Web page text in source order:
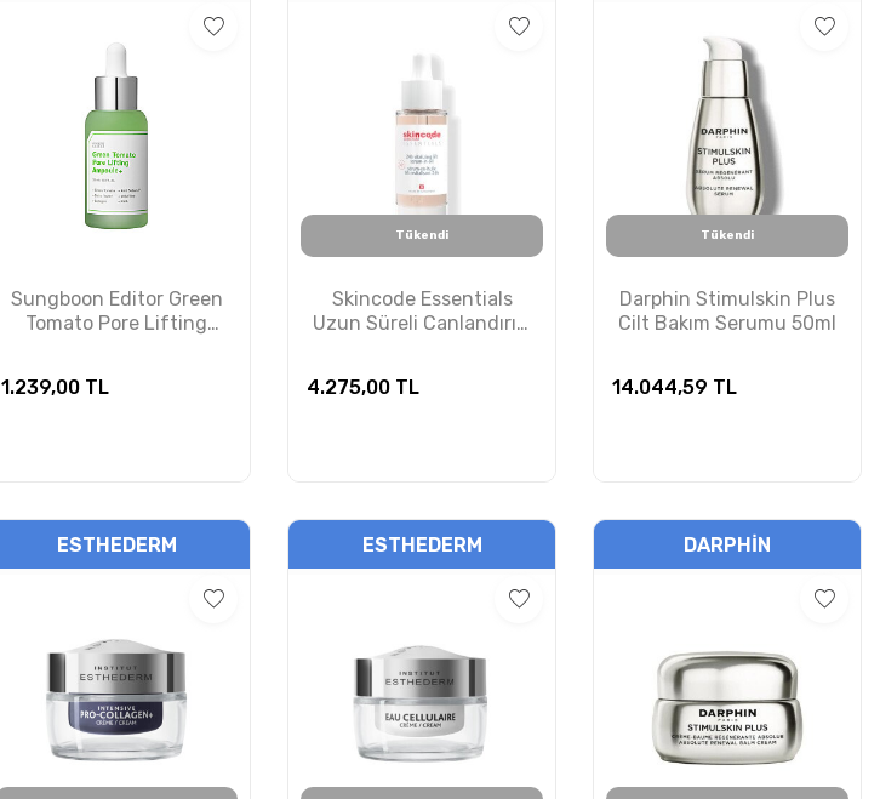
Sungboon Editor Green
Tomato Pore Lifting
1.239,00 TL
Tükendi
Skincode Essentials
Uzun Süreli Canlandırıcı
4.275,00 TL
Tükendi
Darphin Stimulskin Plus
Cilt Bakım Serumu 50ml
14.044,59 TL
ESTHEDERM ESTHEDERM DARPHIN